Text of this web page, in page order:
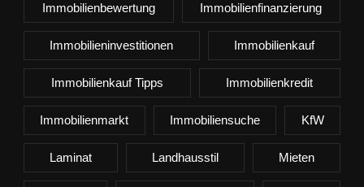
Immobilienbewertung Immobilienfinanzierung
Immobilieninvestitionen Immobilienkauf
Immobilienkauf Tipps Immobilienkredit
Immobilienmarkt Immobiliensuche KfW
Laminat Landhausstil Mieten